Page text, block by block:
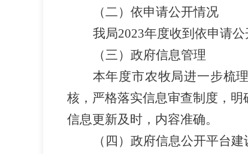
（二）依申请公开情况
我局2023年度收到依申请公
（三）政府信息管理
本年度市农牧局进一步梳
核 ， 严格落实信息审查制度 ， 明
信息更新及时，内容准确。
（四）政府信息公开平台建